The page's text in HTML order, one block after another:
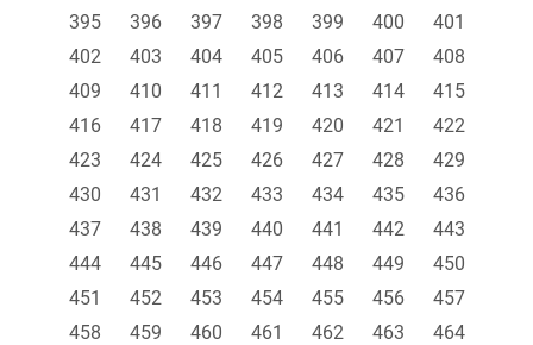
395
396 397 398 399 400
401
402
403 404 405 406 407
408
409
410 411 412 413 414
415
416
417 418 419 420 421
422
423
424 425 426 427 428
429
430
431 432 433 434 435
436
437
438 439 440 441 442
443
444
445 446 447 448 449
450
451
452 453 454 455 456
457
458
459 460 461 462 463
464